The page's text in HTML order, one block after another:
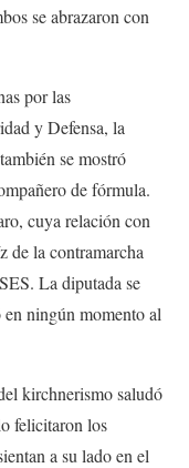
se abrazaron con
por las
y Defensa, la
se mostró
de fórmula.
cuya relación con
de la contramarcha
La diputada se
en ningún momento al
kirchnerismo saludó
felicitaron los
a su lado en el